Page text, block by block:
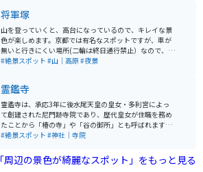
京都の絶景を楽しむことができます。
将軍塚
山を登っていくと、高台になっているので、キレイな景
色が楽しめます。京都では有名なスポットですが、車が
無いと行きにくい場所(二輪は終日通行禁止）なので、そ
んなに混雑することもなく、ゆっくり楽しむことが出来
#絶景スポット #山｜高原#夜景
霊鑑寺
霊鑑寺は、承応3年に後水尾天皇の皇女・多利宮によっ
て創建された尼門跡寺院であり、歴代皇女が住職を務め
たことから「椿の寺」や「谷の御所」とも呼ばれます。
本堂には徳川家斉が寄進した如意輪観音像が安置されて
光椿（京都市天然記念物）や白牡丹椿などが咲き誇りま
す。 また、愛らしい御所人形や絵カルタなど皇室ゆかり
#絶景スポット #神社｜寺院
「周辺の景色が綺麗なスポット」をもっと見る